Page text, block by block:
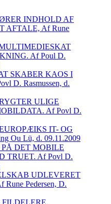
INDHOLD AF
AFTALE, Af Rune
Af Poul D.
SKABER KAOS I
D. Rasmussen, d.
ULIGE
Af Povl D.
IT- OG
Ou Lü, d. 09.11.2009
PÅ DET MOBILE
TRUET. Af Povl D.
UDLEVERET
Pedersen, D.
FILDELERE